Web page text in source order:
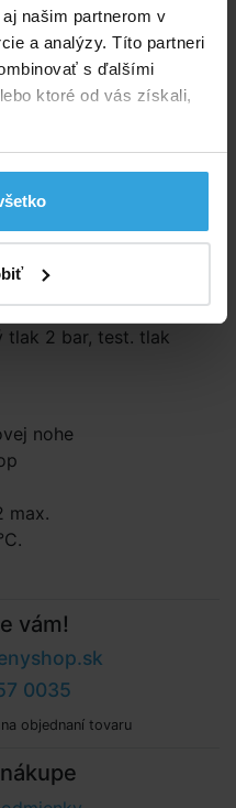
našim partnerom v
a analýzy. Títo partneri
s ďalšími
ktoré od vás získali,
424,30 EUR
Do košíka
s 6-cestným ventilom
AZUR – materiál
tlak 2 bar, test. tlak
nohe
max.
vám!
0035
objednaní tovaru